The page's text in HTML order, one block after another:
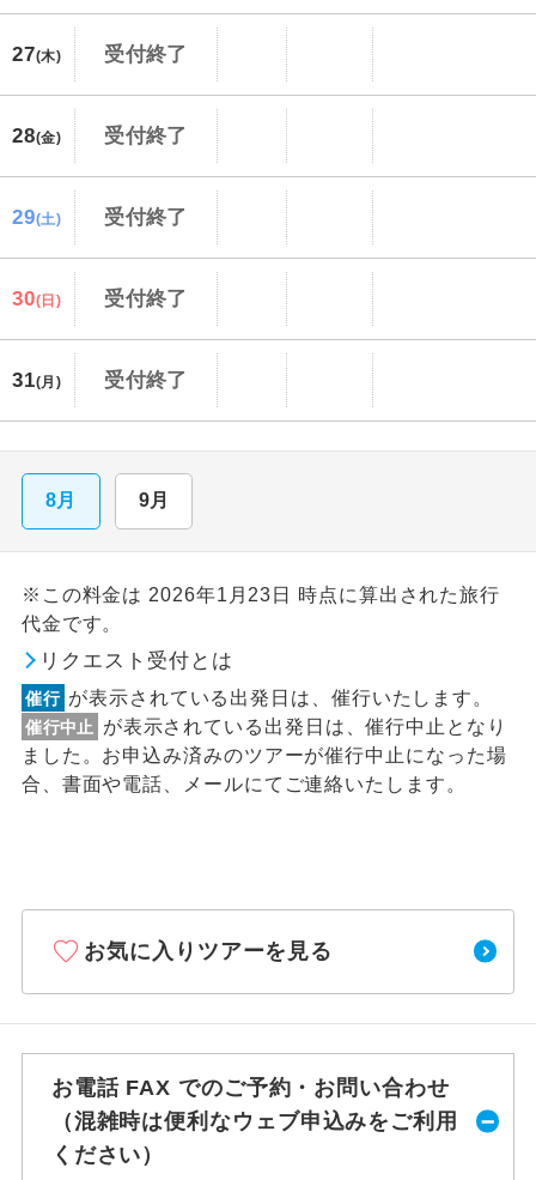
27(木) 受付終了
28(金) 受付終了
29(土) 受付終了
30(日) 受付終了
31(月) 受付終了
8月 9月
※この料金は 2026年1月23日 時点に算出された旅行
代金です。
リクエスト受付とは
催行 が表示されている出発日は、催行いたします。
催行中止
が表示されている出発日は、催行中止となり
ました。お申込み済みのツアーが催行中止になった場
合、書面や電話、メールにてご連絡いたします。
お気に入りツアーを見る
お電話 FAX でのご予約・お問い合わせ
（混雑時は便利なウェブ申込みをご利用
ください）